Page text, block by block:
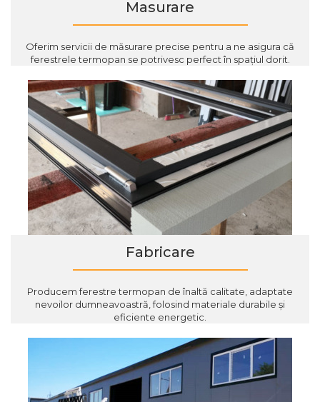
Masurare
Oferim servicii de măsurare precise pentru a ne asigura că
ferestrele termopan se potrivesc perfect în spațiul dorit.
Fabricare
Producem ferestre termopan de înaltă calitate, adaptate
nevoilor dumneavoastră, folosind materiale durabile și
eficiente energetic.